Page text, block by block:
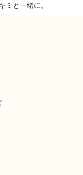
ミと一緒に。